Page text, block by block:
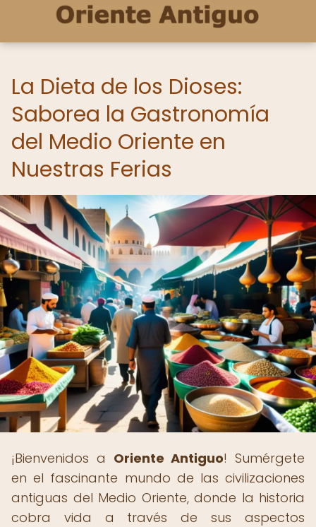
La Dieta de los Dioses:
Saborea la Gastronomía
del Medio Oriente en
Nuestras Ferias
¡Bienvenidos a Oriente Antiguo! Sumérgete
en el fascinante mundo de las civilizaciones
antiguas del Medio Oriente, donde la historia
cobra vida a través de sus aspectos